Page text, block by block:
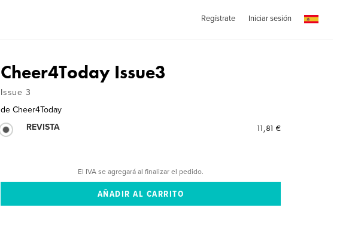
Regístrate Iniciar sesión
Cheer4Today Issue3
Issue 3
de Cheer4Today
REVISTA
11,81 €
El IVA se agregará al finalizar el pedido.